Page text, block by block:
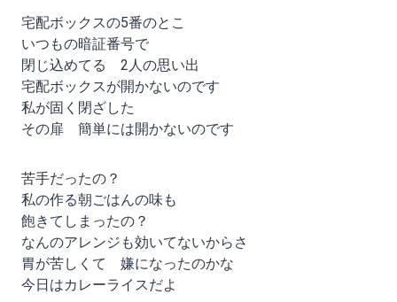
宅配ボックスの5番のとこ
いつもの暗証番号で
閉じ込めてる 2人の思い出
宅配ボックスが開かないのです
私が固く閉ざした
その扉 簡単には開かないのです
苦手だったの？
私の作る朝ごはんの味も
飽きてしまったの？
なんのアレンジも効いてないからさ
胃が苦しくて 嫌になったのかな
今日はカレーライスだよ